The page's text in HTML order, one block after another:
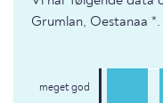
Grumlan, Oestanaa *.
meget god